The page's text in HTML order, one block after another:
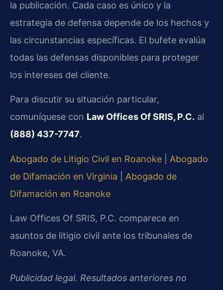
la publicación. Cada caso es único y la
estrategia de defensa depende de los hechos y
las circunstancias específicas. El bufete evalúa
todas las defensas disponibles para proteger
los intereses del cliente.
Para discutir su situación particular,
comuníquese con Law Offices Of SRIS, P.C. al
(888) 437-7747.
Abogado de Litigio Civil en Roanoke
Abogado
de Difamación en Virginia
Abogado de
Difamación en Roanoke
Law Offices Of SRIS, P.C. comparece en
asuntos de litigio civil ante los tribunales de
Roanoke, VA.
Publicidad legal. Resultados anteriores no